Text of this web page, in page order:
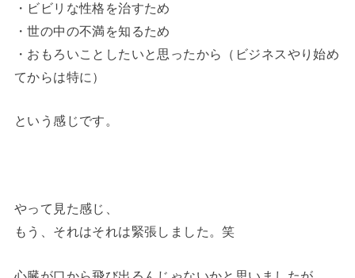
・ビビリな性格を治すため
・世の中の不満を知るため
・おもろいことしたいと思ったから（ビジネスやり始め
てからは特に）
という感じです。
やって見た感じ、
もう、それはそれは緊張しました。笑